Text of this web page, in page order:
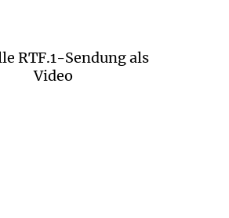
RTF.1-Sendung als
Video